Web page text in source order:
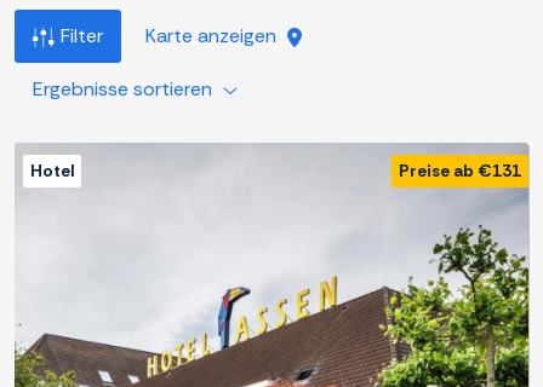
Filter Karte anzeigen
Ergebnisse sortieren
Hotel Preise ab €131